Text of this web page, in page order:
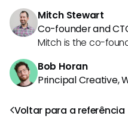
Voltar para a referência
Mitch Stewart
Co-founder and
Mitch is the co-
Bob Horan
Principal Creative,